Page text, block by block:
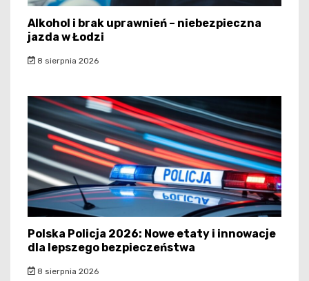
Alkohol i brak uprawnień – niebezpieczna
jazda w Łodzi
8 sierpnia 2026
Polska Policja 2026: Nowe etaty i innowacje
dla lepszego bezpieczeństwa
8 sierpnia 2026